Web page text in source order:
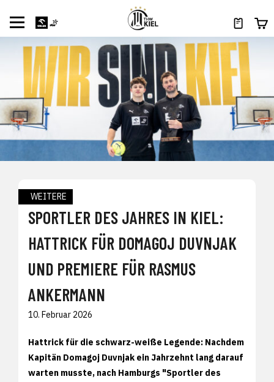
WEITERE
SPORTLER DES JAHRES IN KIEL:
HATTRICK FÜR DOMAGOJ DUVNJAK
UND PREMIERE FÜR RASMUS
ANKERMANN
10. Februar 2026
Hattrick für die schwarz-weiße Legende: Nachdem
Kapitän Domagoj Duvnjak ein Jahrzehnt lang darauf
warten musste, nach Hamburgs "Sportler des